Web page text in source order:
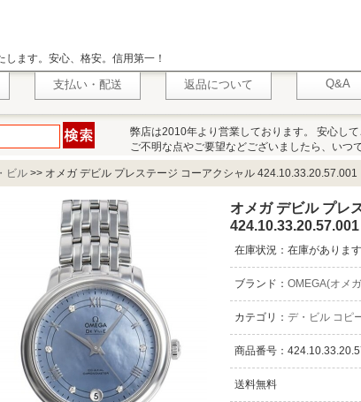
ます。安心、格安。信用第一！
支払い・配送 返品について Q&A
弊店は2010年より営業しております。 安心し
ご不明な点やご要望などございましたら、いつ
ビル >> オメガ デビル プレステージ コーアクシャル 424.10.33.20.57.001
オメガ デビル プレ
424.10.33.20.57.001
在庫状況：在庫があります
ブランド： OMEGA(オメ
カテゴリ： デ・ビル コピ
商品番号：
送料無料